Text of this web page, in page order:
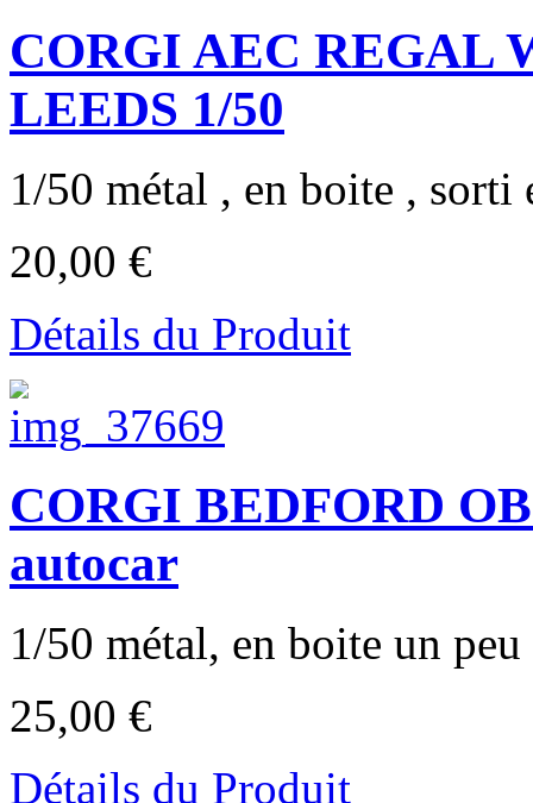
CORGI AEC REGAL
LEEDS 1/50
1/50 métal , en boite , sorti
20,00 €
Détails du Produit
CORGI BEDFORD
autocar
1/50 métal, en boite un peu
25,00 €
Détails du Produit